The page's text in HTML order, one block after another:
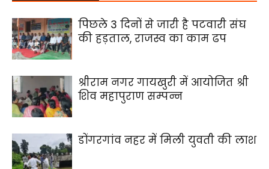
पिछले 3 दिनों से जारी है पटवारी संघ
की हड़ताल, राजस्व का काम ढप
श्रीराम नगर गायखुरी में आयोजित श्री
शिव महापुराण सम्पन्न
डोंगरगांव नहर में मिली युवती की लाश